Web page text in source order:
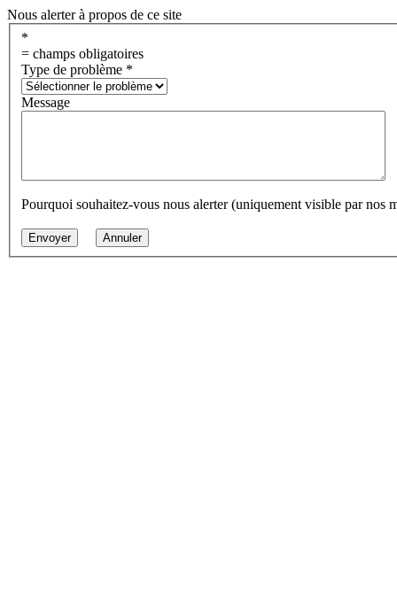
Nous alerter à propos de ce site
*
= champs obligatoires
Type de problème *
Message
Pourquoi souhaitez-vous nous alerter (uniquement visible par nos